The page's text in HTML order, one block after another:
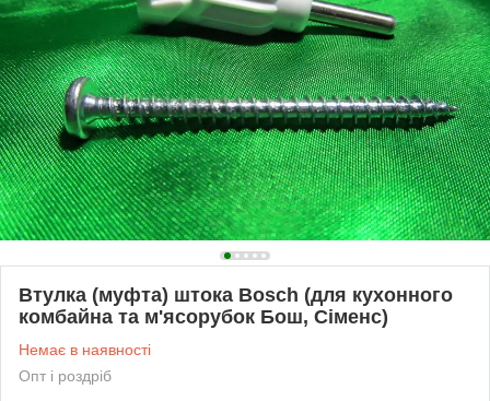
Втулка (муфта) штока Bosch (для кухонного
комбайна та м'ясорубок Бош, Сіменс)
Немає в наявності
Опт і роздріб